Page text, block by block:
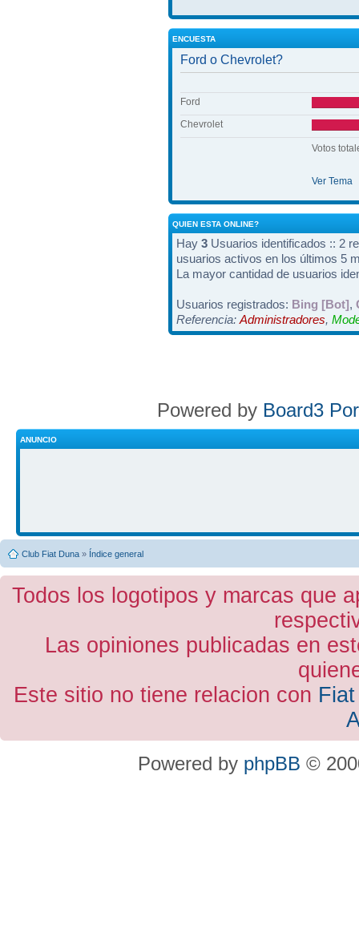
ENCUESTA
Ford o Chevrolet?
Ford
Chevrolet
Votos
Ver Tema
QUIEN ESTA ONLINE?
Hay 3 Usuarios identificados :: 2
usuarios activos en los últimos 5
La mayor cantidad de usuarios
Usuarios registrados: Bing [Bot] ,
Referencia: Administradores,
Powered by Board3
ANUNCIO
Club Fiat Duna » Índice general
Todos los logotipos y marcas que
Las opiniones publicadas en
Este sitio no tiene relacion con
Powered by phpBB ©